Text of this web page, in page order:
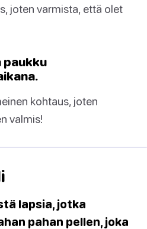
joten varmista, että olet
paukku
kohtaus, joten
valmis!
lapsia, jotka
pahan pellen, joka